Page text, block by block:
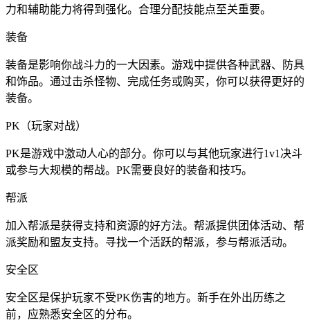
力和辅助能力将得到强化。合理分配技能点至关重要。
装备
装备是影响你战斗力的一大因素。游戏中提供各种武器、防具
和饰品。通过击杀怪物、完成任务或购买，你可以获得更好的
装备。
PK（玩家对战）
PK是游戏中激动人心的部分。你可以与其他玩家进行1v1决斗
或参与大规模的帮战。PK需要良好的装备和技巧。
帮派
加入帮派是获得支持和资源的好方法。帮派提供团体活动、帮
派奖励和盟友支持。寻找一个活跃的帮派，参与帮派活动。
安全区
安全区是保护玩家不受PK伤害的地方。新手在外出历练之
前，应熟悉安全区的分布。